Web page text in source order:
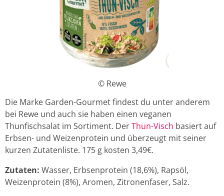
© Rewe
Die Marke Garden-Gourmet findest du unter anderem
bei Rewe und auch sie haben einen veganen
Thunfischsalat im Sortiment. DerThun-Visch basiert auf
Erbsen- und Weizenprotein und überzeugt mit seiner
kurzen Zutatenliste. 175 g kosten 3,49€.
Zutaten: Wasser, Erbsenprotein (18,6%), Rapsöl,
Weizenprotein (8%), Aromen, Zitronenfaser, Salz.